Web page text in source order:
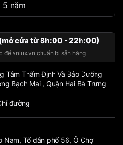
5 năm
cửa từ 8h:00 - 22h:00)
để vnlux.vn chuẩn bị sẵn hàng
Tâm Thẩm Định Và Bảo Dưỡng
Bạch Mai , Quận Hai Bà Trưng
đường
Nam, Tổ dân phố 56, Ô Chợ